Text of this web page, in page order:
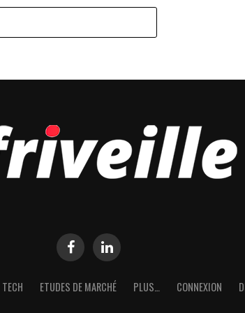
TECH ETUDES DE MARCHÉ PLUS… CONNEXION